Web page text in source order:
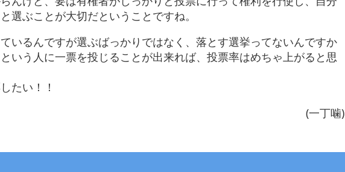
選ぶことが大切だということですね。
いるんですが選ぶばっかりではなく、落とす選挙ってないんですか
いう人に一票を投じることが出来れば、投票率はめちゃ上がると思
たい！！
(一丁噛)